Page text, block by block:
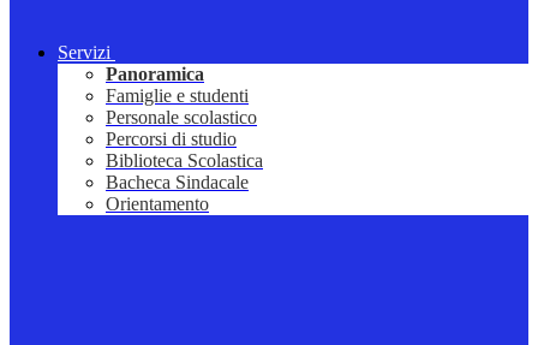
Servizi
Panoramica
Famiglie e studenti
Personale scolastico
Percorsi di studio
Biblioteca Scolastica
Bacheca Sindacale
Orientamento